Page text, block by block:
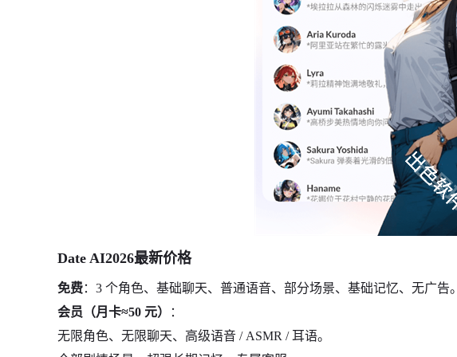
Date AI2026最新价格
免费：3 个角色、基础聊天、普通语音、部分场景、基础记忆、无广告。
会员（月卡≈50 元）
：
无限角色、无限聊天、高级语音 / ASMR / 耳语。